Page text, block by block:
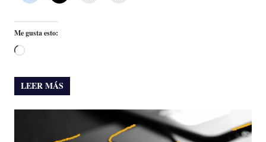
Me gusta esto:
Cargando...
LEER MÁS